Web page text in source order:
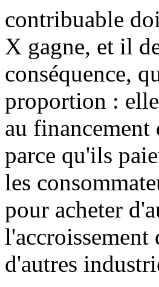
contribuable
X gagne, et il
conséquence,
proportion :
au
parce qu'ils
les
pour acheter
d'autres